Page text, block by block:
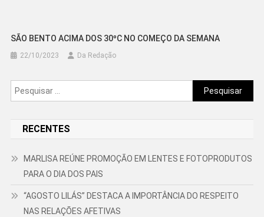
SÃO BENTO ACIMA DOS 30ºC NO COMEÇO DA SEMANA
22/10/2023 Da Redação
Pesquisar
por:
RECENTES
MARLISA REÚNE PROMOÇÃO EM LENTES E FOTOPRODUTOS
PARA O DIA DOS PAIS
“AGOSTO LILÁS” DESTACA A IMPORTÂNCIA DO RESPEITO
NAS RELAÇÕES AFETIVAS